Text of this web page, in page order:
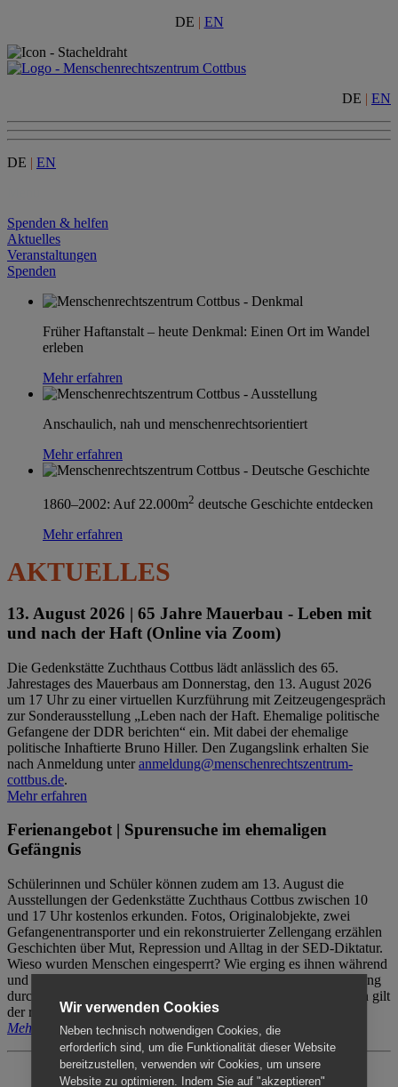
DE | EN
DE | EN
DE | EN
Spenden & helfen
Aktuelles
Veranstaltungen
Spenden
Früher Haftanstalt – heute Denkmal: Einen Ort im Wandel
erleben
Mehr erfahren
Anschaulich, nah und menschenrechtsorientiert
Mehr erfahren
1860–2002: Auf 22.000m2 deutsche Geschichte entdecken
Mehr erfahren
AKTUELLES
13. August 2026 | 65 Jahre Mauerbau - Leben mit
und nach der Haft (Online via Zoom)
Die Gedenkstätte Zuchthaus Cottbus lädt anlässlich des 65.
Jahrestages des Mauerbaus am Donnerstag, den 13. August 2026
um 17 Uhr zu einer virtuellen Kurzführung mit Zeitzeugengespräch
zur Sonderausstellung „Leben nach der Haft. Ehemalige politische
Gefangene der DDR berichten“ ein. Mit dabei der ehemalige
politische Inhaftierte Bruno Hiller. Den Zugangslink erhalten Sie
nach Anmeldung unteranmeldung@menschenrechtszentrum-
cottbus.de.
Mehr erfahren
Ferienangebot | Spurensuche im ehemaligen
Gefängnis
Schülerinnen und Schüler können zudem am 13. August die
Ausstellungen der Gedenkstätte Zuchthaus Cottbus zwischen 10
und 17 Uhr kostenlos erkunden. Fotos, Originalobjekte, zwei
Gefangenentransporter und ein rekonstruierter Zellengang erzählen
Geschichten über Mut, Repression und Alltag in der SED-Diktatur.
Wieso wurden Menschen eingesperrt? Wie erging es ihnen während
und nach der Haft? Der Besuch erfolgt individuell ohne Betreuung
durch das Menschenrechtszentrum Cottbus. Für Begleitpersonen gilt
der reguläre Eintritt (8€ / ermäßigt 5€).
Mehr erfahren
Wir verwenden Cookies
Neben technisch notwendigen Cookies, die
erforderlich sind, um die Funktionalität dieser Website
bereitzustellen, verwenden wir Cookies, um unsere
Website zu optimieren. Indem Sie auf "akzeptieren"